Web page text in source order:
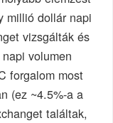
millió dollár napi
vizsgálták és
volumen
forgalom most
(ez ~4.5%-a a
találtak,